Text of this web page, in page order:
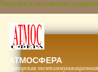
Перейти к основному
АТМОСФЕРА
Авторская